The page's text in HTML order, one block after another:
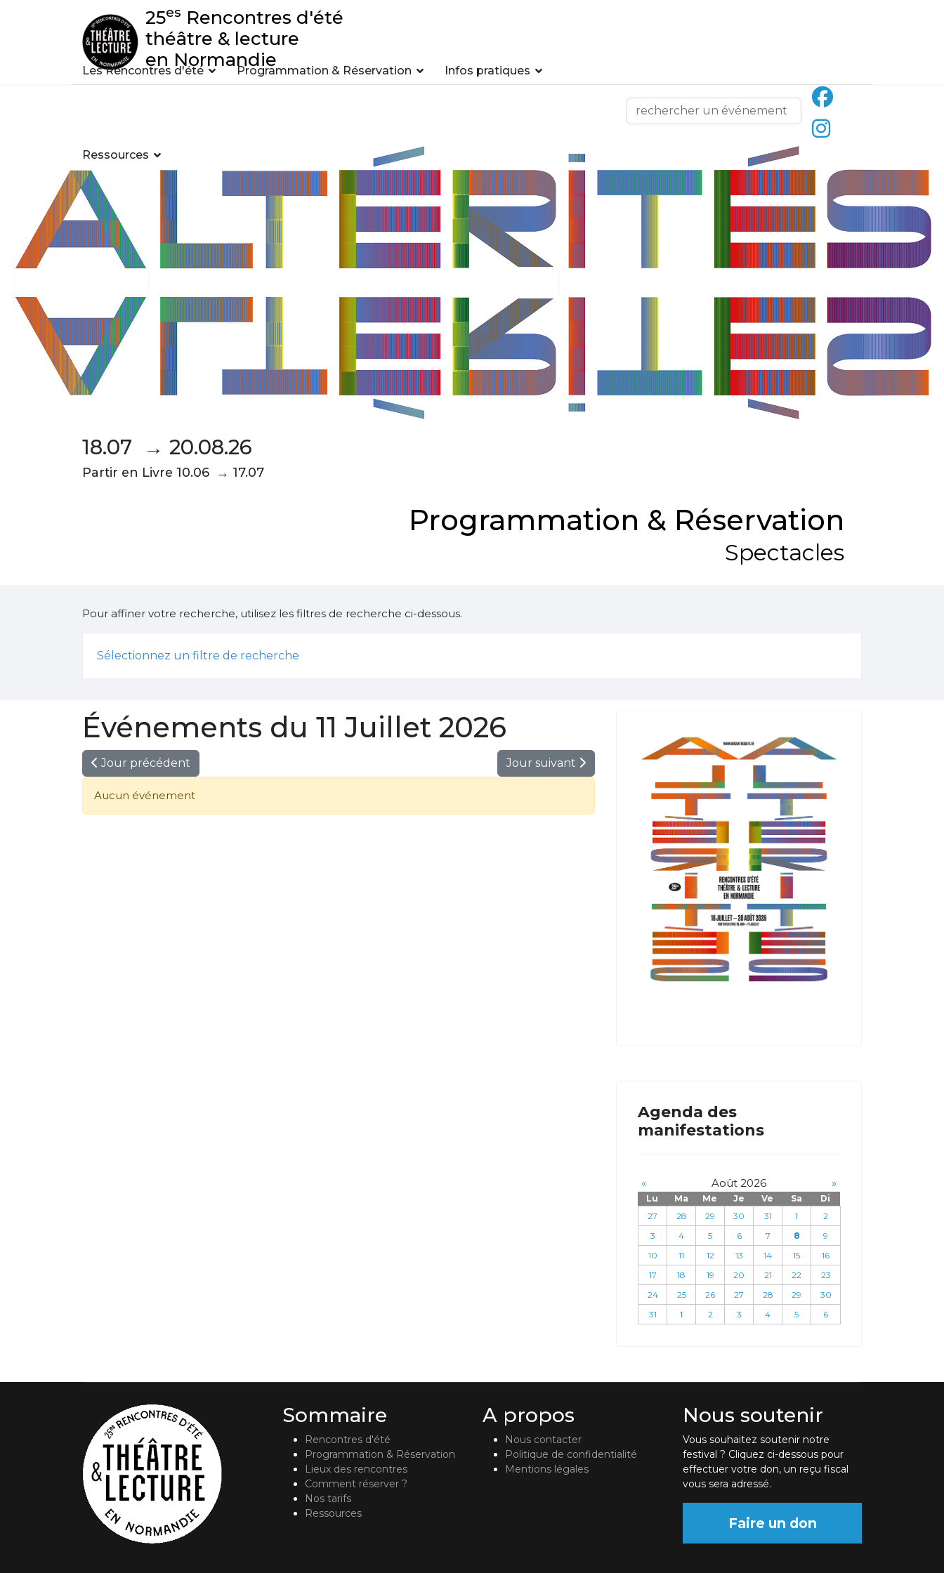
25es Rencontres d'été
théâtre & lecture
en Normandie
Les Rencontres d'été Programmation & Réservation Infos pratiques
Ressources
18.07 → 20.08.26
Partir en Livre 10.06 → 17.07
Programmation & Réservation
Spectacles
Pour affiner votre recherche, utilisez les filtres de recherche ci-dessous.
Sélectionnez un filtre de recherche
Événements du 11 Juillet 2026
Jour précédent Jour suivant
Aucun événement
Agenda des
manifestations
« Août 2026 »
Lu Ma Me Je Ve Sa
Di
27
28 29 30 31 1
2
3
4 5 6 7 8
9
10
11 12 13 14 15
16
17
18 19 20 21 22
23
24
25 26 27 28 29
30
31
1 2 3 4 5 6
Sommaire
Rencontres d'été
Programmation & Réservation
Lieux des rencontres
Comment réserver ?
Nos tarifs
Ressources
A propos
Nous contacter
Politique de confidentialité
Mentions légales
Nous soutenir
Vous souhaitez soutenir notre
festival ? Cliquez ci-dessous pour
effectuer votre don, un reçu fiscal
vous sera adressé.
Faire un don